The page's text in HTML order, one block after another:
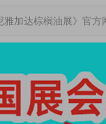
加达棕榈油展》官方